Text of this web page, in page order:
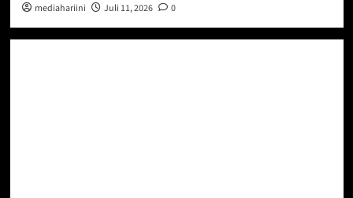
mediahariini Juli 11, 2026 0